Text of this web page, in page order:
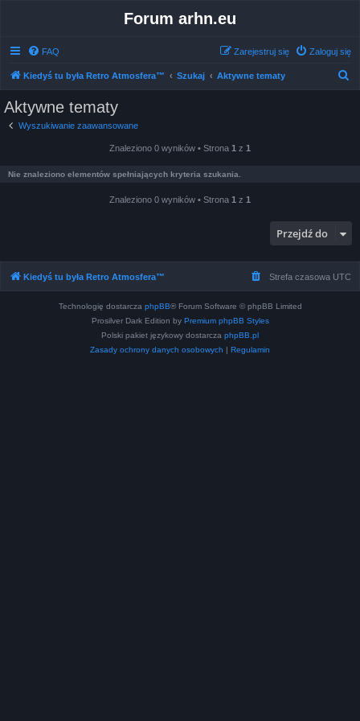
Forum arhn.eu
FAQ Zaloguj się
Zarejestruj się
Kiedyś tu była Retro Atmosfera™ Szukaj Aktywne tematy
Aktywne tematy
Wyszukiwanie zaawansowane
Znaleziono 0 wyników • Strona 1 z 1
Nie znaleziono elementów spełniających kryteria szukania.
Znaleziono 0 wyników • Strona 1 z 1
Przejdź do
Kiedyś tu była Retro Atmosfera™ Strefa czasowa UTC
Technologię dostarcza phpBB® Forum Software © phpBB Limited
Prosilver Dark Edition by Premium phpBB Styles
Polski pakiet językowy dostarcza phpBB.pl
Zasady ochrony danych osobowych | Regulamin